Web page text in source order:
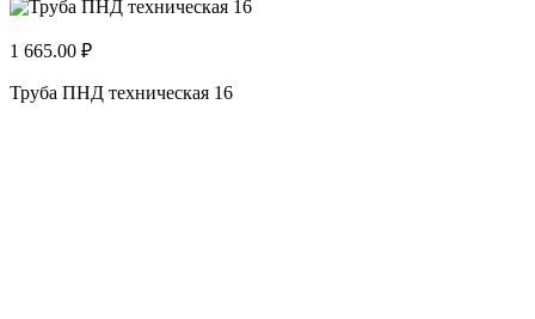
1 665.00 ₽
Труба ПНД техническая 16